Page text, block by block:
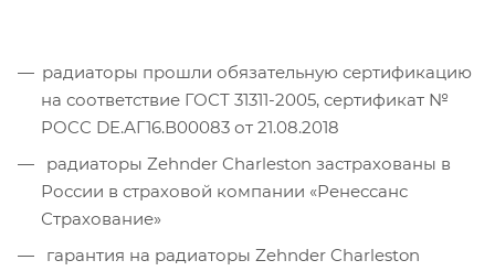
радиаторы прошли обязательную сертификацию
на соответствие ГОСТ 31311-2005, сертификат №
POCC DE.АГ16.В00083 от 21.08.2018
радиаторы Zehnder Charleston застрахованы в
России в страховой компании «Ренессанс
Страхование»
гарантия на радиаторы Zehnder Charleston